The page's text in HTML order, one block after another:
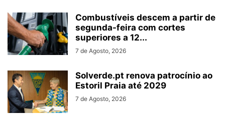
Combustíveis descem a partir de
segunda-feira com cortes
superiores a 12...
7 de Agosto, 2026
Solverde.pt renova patrocínio ao
Estoril Praia até 2029
7 de Agosto, 2026